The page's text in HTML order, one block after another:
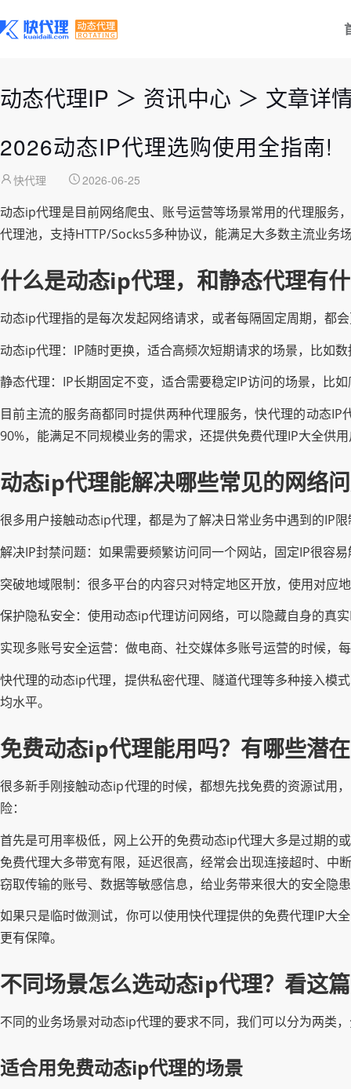
动态代理IP ＞ 资讯中心 ＞ 文章详
2026动态IP代理选购使用全指南!
快代理 2026-06-25
动态ip代理是目前网络爬虫、账号运营等场景常用的代理服务
代理池，支持HTTP/Socks5多种协议，能满足大多数主流业务
什么是动态ip代理，和静态代理有
动态ip代理指的是每次发起网络请求，或者每隔固定周期，都
动态ip代理：IP随时更换，适合高频次短期请求的场景，比如
静态代理：IP长期固定不变，适合需要稳定IP访问的场景，比
目前主流的服务商都同时提供两种代理服务，快代理的动态
90%，能满足不同规模业务的需求，还提供免费代理IP大全供
动态ip代理能解决哪些常见的网络
很多用户接触动态ip代理，都是为了解决日常业务中遇到的IP
解决IP封禁问题：如果需要频繁访问同一个网站，固定IP很容
突破地域限制：很多平台的内容只对特定地区开放，使用对应
保护隐私安全：使用动态ip代理访问网络，可以隐藏自身的真
实现多账号安全运营：做电商、社交媒体多账号运营的时候，
快代理的动态ip代理，提供私密代理、隧道代理等多种接入模
均水平。
免费动态ip代理能用吗？有哪些潜
很多新手刚接触动态ip代理的时候，都想先找免费的资源试用
险：
首先是可用率极低，网上公开的免费动态ip代理大多是过期的
免费代理大多带宽有限，延迟很高，经常会出现连接超时、
窃取传输的账号、数据等敏感信息，给业务带来很大的安全隐
如果只是临时做测试，你可以使用快代理提供的免费代理IP大
更有保障。
不同场景怎么选动态ip代理？看这
不同的业务场景对动态ip代理的要求不同，我们可以分为两类
适合用免费动态ip代理的场景